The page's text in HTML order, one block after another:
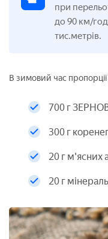
при
до 90 км/
тис.метрів.
В зимовий час пропорції
700 г
300 г
20 г м'ясних
20 г